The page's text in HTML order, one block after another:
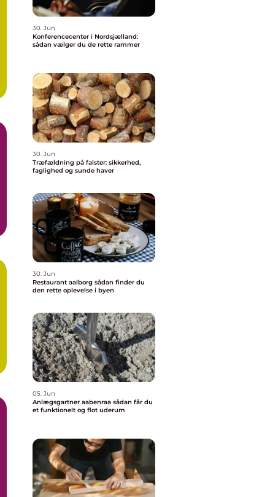
30. Jun
Konferencecenter i Nordsjælland:
sådan vælger du de rette rammer
30. Jun
Træfældning på falster: sikkerhed,
faglighed og sunde haver
30. Jun
Restaurant aalborg sådan finder du
den rette oplevelse i byen
05. Jun
Anlægsgartner aabenraa sådan får du
et funktionelt og flot uderum